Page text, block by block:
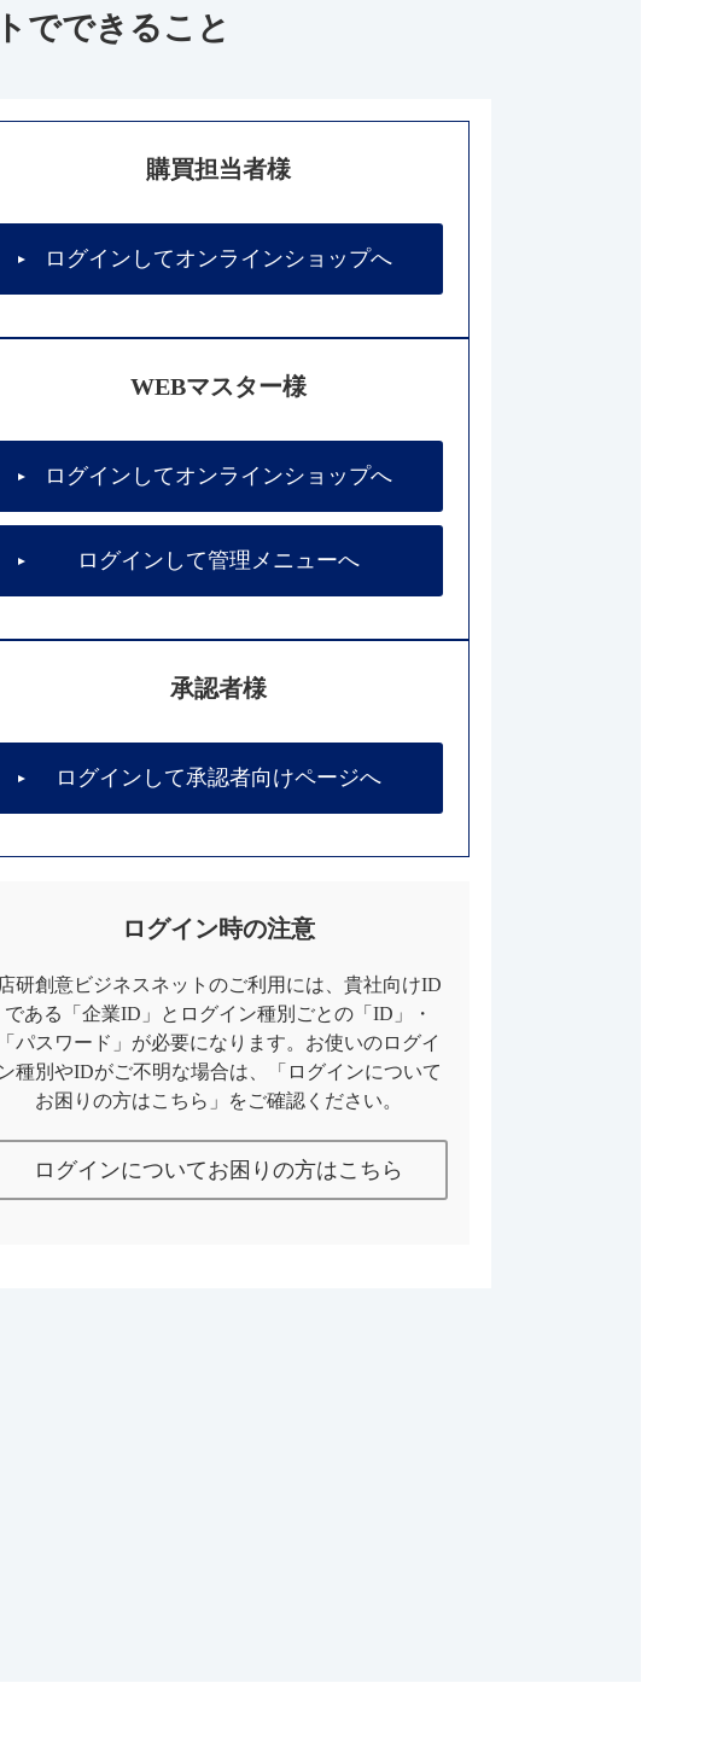
でできること
購買担当者様
ログインしてオンラインショップへ
WEBマスター様
ログインしてオンラインショップへ
ログインして管理メニューへ
承認者様
ログインして承認者向けページへ
ログイン時の注意
店研創意ビジネスネットのご利用には、貴社向けID
である「企業ID」とログイン種別ごとの「ID」・
「パスワード」が必要になります。お使いのログイ
ン種別やIDがご不明な場合は、「ログインについて
お困りの方はこちら」をご確認ください。
ログインについてお困りの方はこちら